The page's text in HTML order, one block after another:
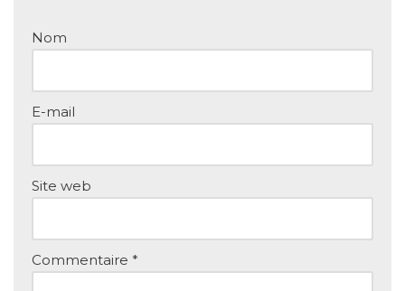
Nom
E-mail
Site web
Commentaire *